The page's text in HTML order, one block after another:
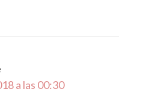
a las 00:30